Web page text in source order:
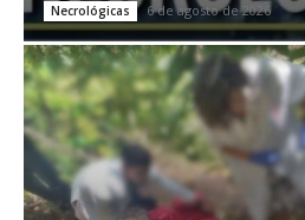
Necrológicas 6 de agosto de 2026